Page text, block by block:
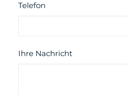
Telefon
Ihre Nachricht